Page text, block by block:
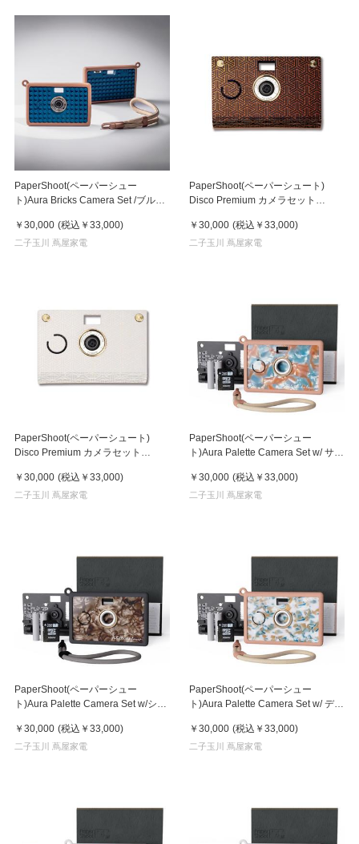
PaperShoot(ペーパーシュー
ト)Aura Bricks Camera Set /ブルー
￥30,000 (税込 ￥33,000)
二子玉川 蔦屋家電
PaperShoot(ペーパーシュート)
Disco Premium カメラセット
Black_camera-set
￥30,000 (税込 ￥33,000)
二子玉川 蔦屋家電
PaperShoot(ペーパーシュート)
Disco Premium カメラセット
White_camera-set
￥30,000 (税込 ￥33,000)
二子玉川 蔦屋家電
PaperShoot(ペーパーシュー
ト)Aura Palette Camera Set w/ サン
￥30,000 (税込 ￥33,000)
二子玉川 蔦屋家電
PaperShoot(ペーパーシュー
ト)Aura Palette Camera Set w/シャ
￥30,000 (税込 ￥33,000)
二子玉川 蔦屋家電
PaperShoot(ペーパーシュー
ト)Aura Palette Camera Set w/ デザ
￥30,000 (税込 ￥33,000)
二子玉川 蔦屋家電